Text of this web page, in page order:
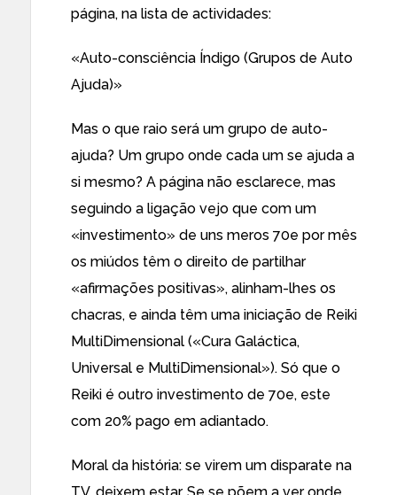
página, na lista de actividades:
«Auto-consciência Índigo (Grupos de Auto
Ajuda)»
Mas o que raio será um grupo de auto-
ajuda? Um grupo onde cada um se ajuda a
si mesmo? A página não esclarece, mas
seguindo a ligação vejo que com um
«investimento» de uns meros 70e por mês
os miúdos têm o direito de partilhar
«afirmações positivas», alinham-lhes os
chacras, e ainda têm uma iniciação de Reiki
MultiDimensional («Cura Galáctica,
Universal e MultiDimensional»). Só que o
Reiki é outro investimento de 70e, este
com 20% pago em adiantado.
Moral da história: se virem um disparate na